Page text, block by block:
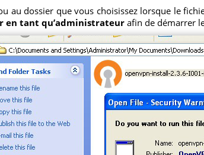
au dossier que vous choisissez lorsque le
en tant qu’administrateur afin de démarrer